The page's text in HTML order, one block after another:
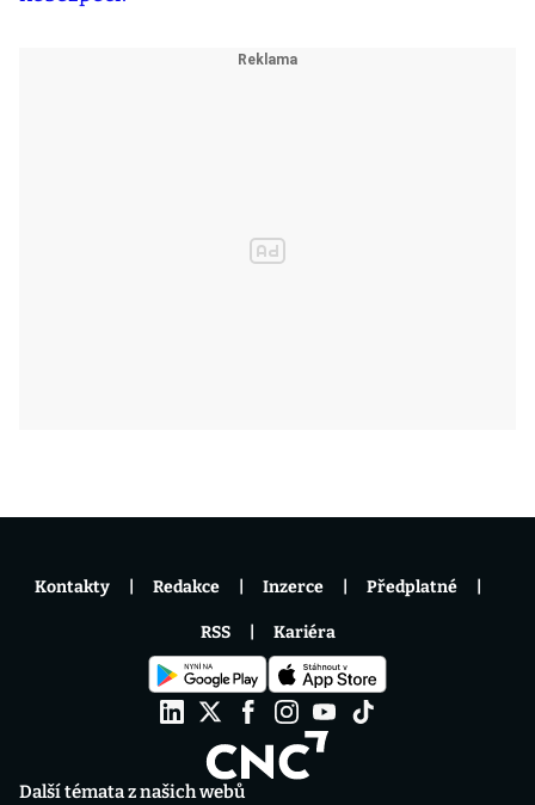
Další témata z našich webů
Kontakty Redakce Inzerce Předplatné
RSS Kariéra